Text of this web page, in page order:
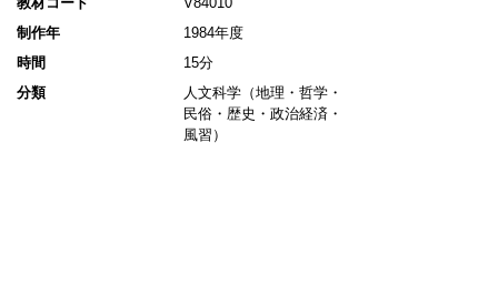
制作年
1984年度
時間
15分
分類
人文科学（地理・哲学・
民俗・歴史・政治経済・
風習）